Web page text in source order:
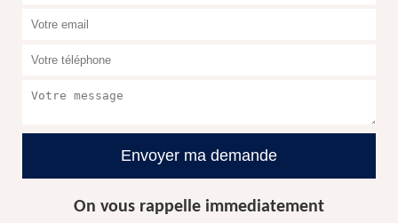
On vous rappelle immediatement